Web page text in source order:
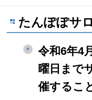
たんぽぽサ
令和6年4
曜日まで
催するこ